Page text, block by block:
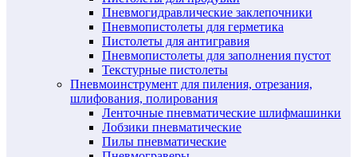
Пневмогидравлические заклепочники
Пневмопистолеты для герметика
Пистолеты для антигравия
Пневмопистолеты для заполнения пустот
Текстурные пистолеты
Пневмоинструмент для пиления, отрезания,
шлифования, полирования
Ленточные пневматические шлифмашинки
Лобзики пневматические
Пилы пневматические